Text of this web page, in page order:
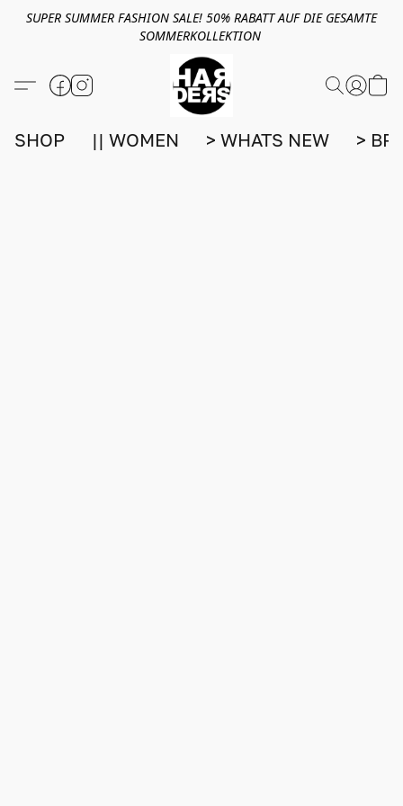
SUPER SUMMER FASHION SALE! 50% RABATT AUF DIE GESAMTE
SOMMERKOLLEKTION
SHOP || WOMEN > WHATS NEW >